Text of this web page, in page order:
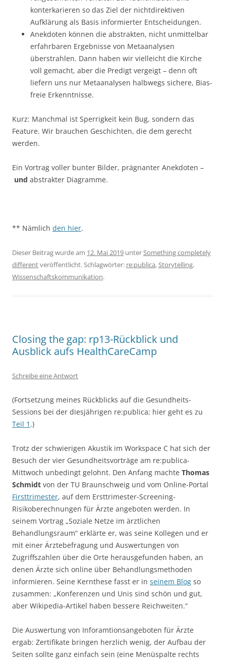
konterkarieren so das Ziel der nichtdirektiven
Aufklärung als Basis informierter Entscheidungen.
Anekdoten können die abstrakten, nicht unmittelbar
erfahrbaren Ergebnisse von Metaanalysen
überstrahlen. Dann haben wir vielleicht die Kirche
voll gemacht, aber die Predigt vergeigt – denn oft
liefern uns nur Metaanalysen halbwegs sichere, Bias-
freie Erkenntnisse.
Kurz: Manchmal ist Sperrigkeit kein Bug, sondern das
Feature. Wir brauchen Geschichten, die dem gerecht
werden.
Ein Vortrag voller bunter Bilder, prägnanter Anekdoten –
und abstrakter Diagramme.
** Nämlich den hier.
Dieser Beitrag wurde am 12. Mai 2019 unterSomething completely
differentveröffentlicht. Schlagwörter: re:publica,Storytelling,
Wissenschaftskommunikation.
Closing the gap: rp13-Rückblick und
Ausblick aufs HealthCareCamp
Schreibe eine Antwort
(Fortsetzung meines Rückblicks auf die Gesundheits-
Sessions bei der diesjährigen re:publica; hier geht es zu
Teil 1 .)
Trotz der schwierigen Akustik im Workspace C hat sich der
Besuch der vier Gesundheitsvorträge am re:publica-
Mittwoch unbedingt gelohnt. Den Anfang machte Thomas
Schmidt von der TU Braunschweig und vom Online-Portal
Firsttrimester, auf dem Ersttrimester-Screening-
Risikoberechnungen für Ärzte angeboten werden. In
seinem Vortrag „Soziale Netze im ärztlichen
Behandlungsraum“ erklärte er, was seine Kollegen und er
mit einer Ärztebefragung und Auswertungen von
Zugriffszahlen über die Orte herausgefunden haben, an
denen Ärzte sich online über Behandlungsmethoden
informieren. Seine Kernthese fasst er in seinem Blog so
zusammen: „Konferenzen und Unis sind schön und gut,
aber Wikipedia-Artikel haben bessere Reichweiten.“
Die Auswertung von Inforamtionsangeboten für Ärzte
ergab: Zertifikate bringen herzlich wenig, der Aufbau der
Seiten sollte ganz einfach sein (eine Menüspalte rechts